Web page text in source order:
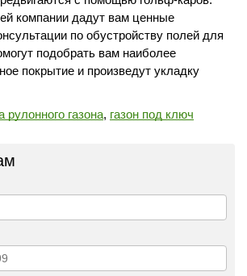
компании дадут вам ценные
по обустройству полей для
подобрать вам наиболее
покрытие и произведут укладку
рулонного газона, газон под ключ